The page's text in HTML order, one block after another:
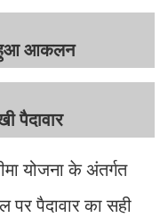
हुआ आकलन
पैदावार
योजना के अंतर्गत
पैदावार का सही